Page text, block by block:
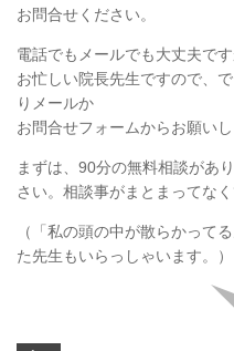
お問合せください。
電話でもメールでも大丈夫です
お忙しい院長先生ですので、
りメールか
お問合せフォームからお願いし
まずは、90分の無料相談があ
さい。相談事がまとまってなく
（「私の頭の中が散らかって
た先生もいらっしゃいます。）